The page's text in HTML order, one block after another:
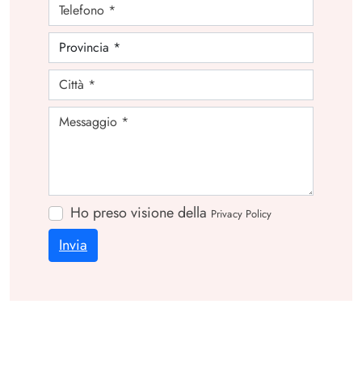
Ho preso visione della Privacy Policy
Invia